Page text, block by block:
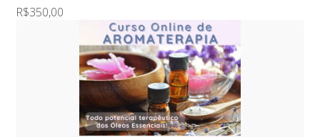
R$350,00